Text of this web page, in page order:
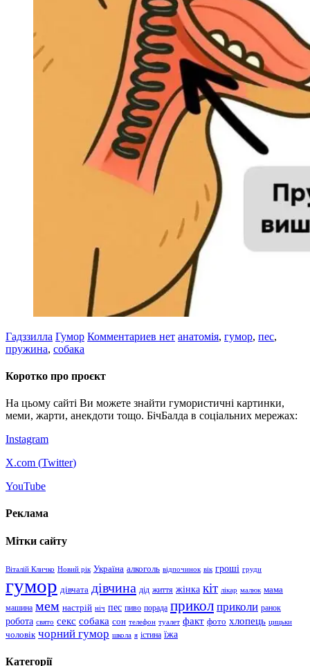
Гадззилла Гумор Комментариев нет анатомія, гумор, пес,
пружина, собака
Коротко про проєкт
На цьому сайті Ви можете знайти гумористичні картинки,
меми, жарти, анекдоти тощо. БічБалда в соціальних мережах:
Instagram
X.com (Twitter)
YouTube
Реклама
Мітки сайту
Віталій Кличко Новий рік Україна алкоголь відпочинок вік гроші груди
гумор дівчата дівчина дід життя жінка кіт лікар малюк мама
машина мем настрій ніч пес пиво порада прикол приколи ранок
робота свято секс собака сон телефон туалет факт фото хлопець цицьки
чоловік чорний гумор школа я істина їжа
Категорії